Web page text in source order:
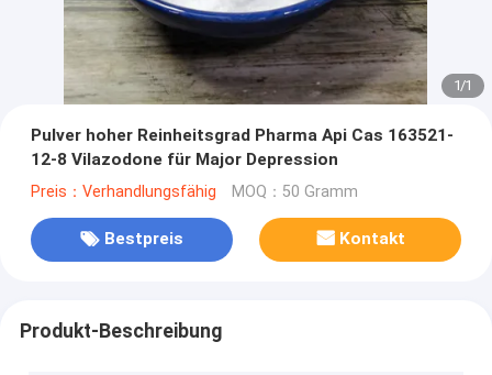
1/1
Pulver hoher Reinheitsgrad Pharma Api Cas 163521-
12-8 Vilazodone für Major Depression
Preis：Verhandlungsfähig MOQ：50 Gramm
Bestpreis Kontakt
Produkt-Beschreibung